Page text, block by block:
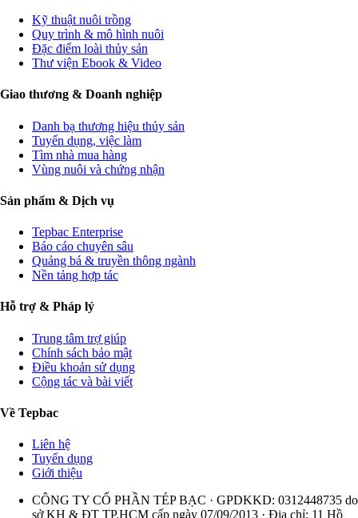
Kỹ thuật nuôi trồng
Quy trình & mô hình nuôi
Đặc điểm loài thủy sản
Thư viện Ebook & Video
Giao thương & Doanh nghiệp
Danh bạ thương hiệu thủy sản
Tuyển dụng, việc làm
Tìm nhà mua hàng
Vùng nuôi và chứng nhận
Sản phẩm & Dịch vụ
Tepbac Enterprise
Báo cáo chuyên sâu
Quảng bá & truyền thông ngành
Nền tảng hợp tác
Hỗ trợ & Pháp lý
Trung tâm trợ giúp
Chính sách bảo mật
Điều khoản sử dụng
Cộng tác và bài viết
Về Tepbac
Liên hệ
Tuyển dụng
Giới thiệu
CÔNG TY CỔ PHẦN TÉP BẠC · GPDKKD: 0312448735 do
sở KH & ĐT TP.HCM cấp ngày 07/09/2013 · Địa chỉ: 11 Hồ